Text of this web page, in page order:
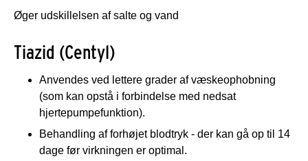
Øger udskillelsen af salte og vand
Tiazid (Centyl)
Anvendes ved lettere grader af væskeophobning
(som kan opstå i forbindelse med nedsat
hjertepumpefunktion).
Behandling af forhøjet blodtryk - der kan gå op til 14
dage før virkningen er optimal.